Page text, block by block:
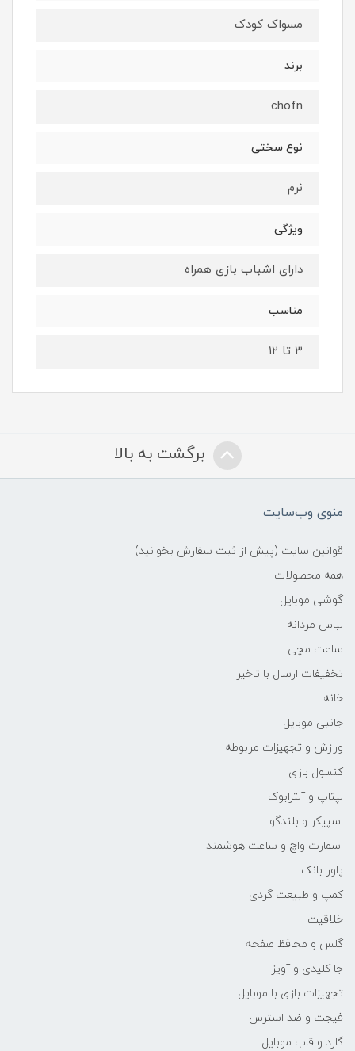
مسواک کودک
برند
chofn
نوع سختی
نرم
ویژگی
دارای اشباب بازی همراه
مناسب
۳ تا ۱۲
برگشت به بالا
منوی وب‌سایت
قوانین سایت (پیش از ثبت سفارش بخوانید)
همه محصولات
گوشی موبایل
لباس مردانه
ساعت مچی
تخفیفات ارسال با تاخیر
خانه
جانبی موبایل
ورزش و تجهیزات مربوطه
کنسول بازی
لپتاپ و آلترابوک
اسپیکر و بلندگو
اسمارت واچ و ساعت هوشمند
پاور بانک
کمپ و طبیعت گردی
خلاقیت
گلس و محافظ صفحه
جا کلیدی و آویز
تجهیزات بازی با موبایل
فیجت و ضد استرس
گارد و قاب موبایل